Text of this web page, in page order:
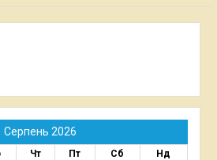
Серпень 2026
Чт Пт Сб
Нд